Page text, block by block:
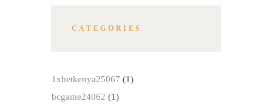
CATEGORIES
1xbetkenya25067 (1)
bcgame24062 (1)